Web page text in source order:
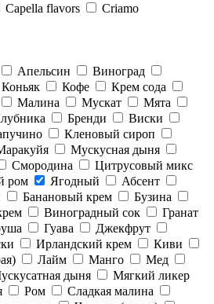
Capella flavors Criamo
Апельсин
Виноград
Коньяк Кофе
Крем сода
Малина Мускат
Мята
Бренди
Виски
Кленовый сироп
Мускусная дыня
Смородина
Цитрусовый микс
ром Ягодный
Абсент
Банановый крем
Бузина
Виноградный сок
Гранат
Гуава
Джекфрут
Ирландский крем
Киви
Лайм Манго
Мед
дыня
Мягкий ликер
Ром
Сладкая малина